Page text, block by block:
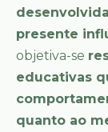
presente
objetiva-se
educativas
quanto ao